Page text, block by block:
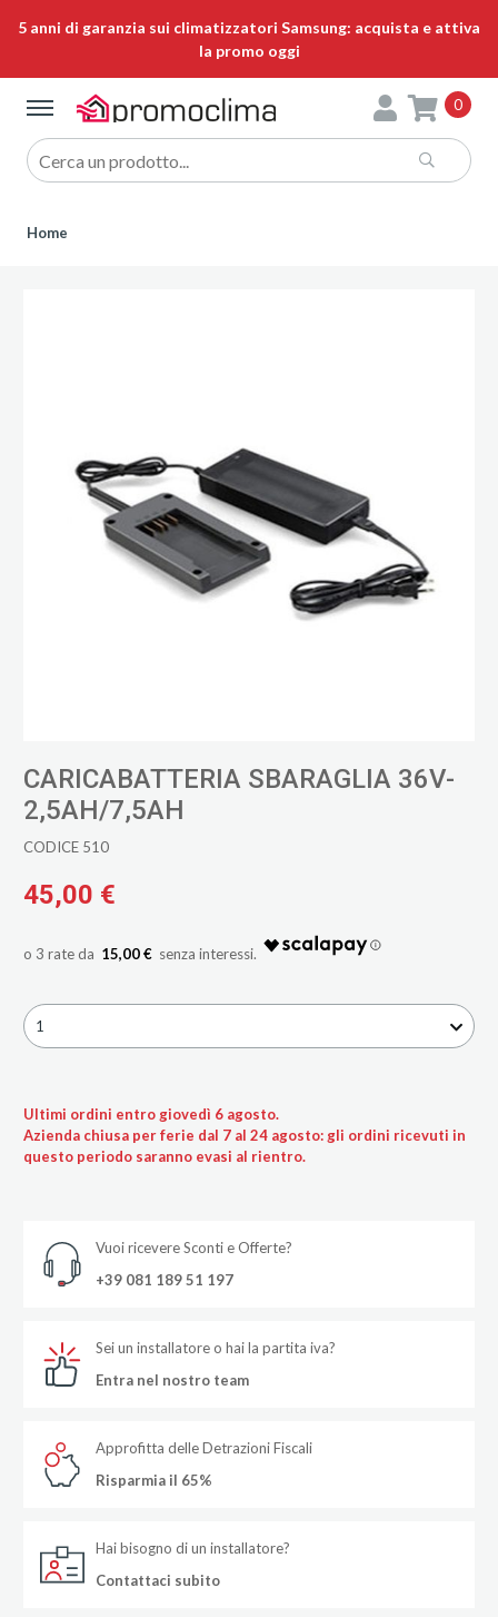
5 anni di garanzia sui climatizzatori Samsung: acquista e attiva
la promo oggi
0
Home
CARICABATTERIA SBARAGLIA 36V-
2,5AH/7,5AH
CODICE 510
45,00 €
15,00 €
1
Ultimi ordini entro giovedì 6 agosto.
Azienda chiusa per ferie dal 7 al 24 agosto: gli ordini ricevuti in
questo periodo saranno evasi al rientro.
Vuoi ricevere Sconti e Offerte?
+39 081 189 51 197
Sei un installatore o hai la partita iva?
Entra nel nostro team
Approfitta delle Detrazioni Fiscali
Risparmia il 65%
Hai bisogno di un installatore?
Contattaci subito